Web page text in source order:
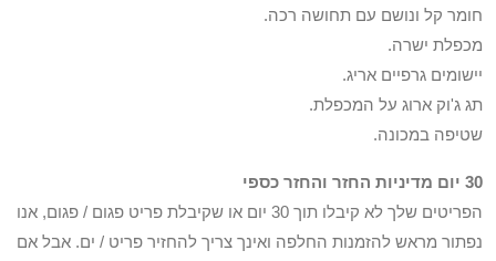
חומר קל ונושם עם תחושה רכה.
מכפלת ישרה.
יישומים גרפיים אריג.
תג ג'וק ארוג על המכפלת.
שטיפה במכונה.
30 יום מדיניות החזר והחזר כספי
הפריטים שלך לא קיבלו תוך 30 יום או שקיבלת פריט פגום / פגום, אנו
נפתור מראש להזמנות החלפה ואינך צריך להחזיר פריט / ים. אבל אם